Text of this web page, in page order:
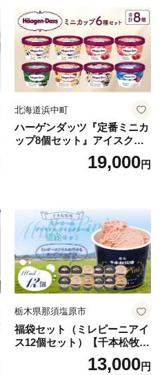
北海道浜中町
ハーゲンダッツ『定番ミニカ
ップ8個セット』アイスクリ
ーム アイス スイーツ デザー
19,000円
栃木県那須塩原市
福袋セット（ミレピーニアイ
ス12個セット）【千本松牧
場】 ns025-014-12 【デザー
ト 詰め合わせ ギフト】
13,000円